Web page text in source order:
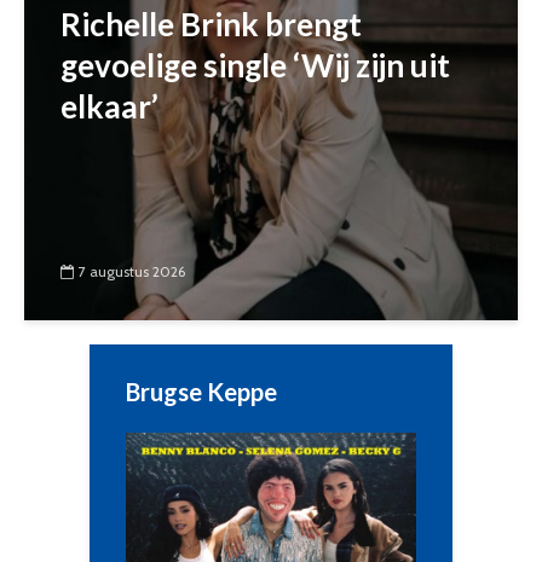
Richelle Brink brengt
gevoelige single ‘Wij zijn uit
elkaar’
7 augustus 2026
Brugse Keppe